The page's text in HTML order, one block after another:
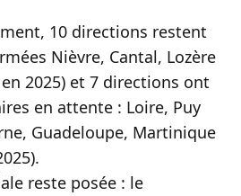
10 directions restent
Nièvre, Cantal, Lozère
2025) et 7 directions ont
en attente : Loire, Puy
Guadeloupe, Martinique
reste posée : le